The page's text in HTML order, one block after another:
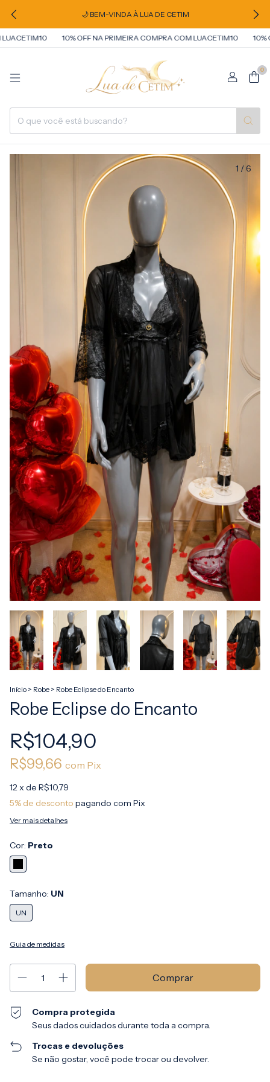
🌙 BEM-VINDA À LUA DE CETIM
10% OFF NA PRIMEIRA COMPRA COM LUACETIM10 10%
0
1 / 6
Início > Robe > Robe Eclipse do Encanto
Robe Eclipse do Encanto
R$104,90
R$99,66 com Pix
12x de R$10,79
5% de desconto pagando com Pix
Ver mais detalhes
Cor: Preto
Tamanho: UN
UN
Guia de medidas
Compra protegida
Seus dados cuidados durante toda a compra.
Trocas e devoluções
Se não gostar, você pode trocar ou devolver.